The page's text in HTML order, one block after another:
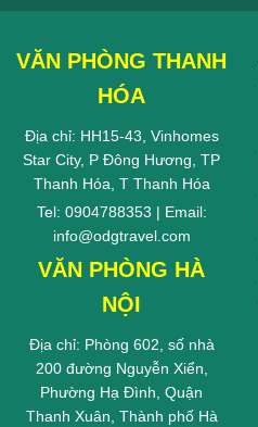
VĂN PHÒNG THANH
HÓA
Địa chỉ: HH15-43, Vinhomes
Star City, P Đông Hương, TP
Thanh Hóa, T Thanh Hóa
Tel: 0904788353 | Email:
info@odgtravel.com
VĂN PHÒNG HÀ
NỘI
Địa chỉ: Phòng 602, số nhà
200 đường Nguyễn Xiển,
Phường Hạ Đình, Quận
Thanh Xuân, Thành phố Hà